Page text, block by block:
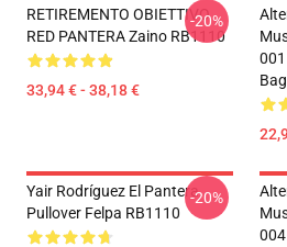
RETIREMENTO OBIETTIVO
RED PANTERA Zaino RB1110
33,94 € - 38,18 €
-20%
Yair Rodríguez El Pantera
Pullover Felpa RB1110
-20%